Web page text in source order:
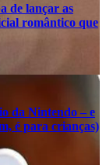
de lançar as
romântico que
da Nintendo – e
é para crianças)